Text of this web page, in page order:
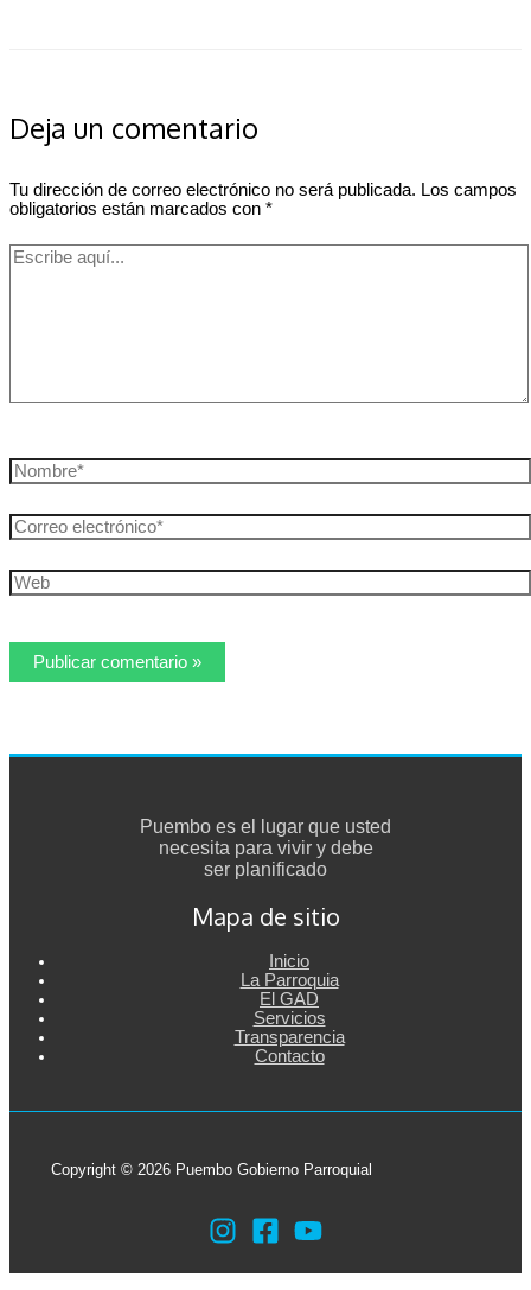
Deja un comentario
Tu dirección de correo electrónico no será publicada. Los campos
obligatorios están marcados con *
Escribe
Nombre*
Correo
electrónico*
Web
Puembo es el lugar que usted
necesita para vivir y debe
ser planificado
Mapa de sitio
Inicio
La Parroquia
El GAD
Servicios
Transparencia
Contacto
Copyright © 2026 Puembo Gobierno Parroquial